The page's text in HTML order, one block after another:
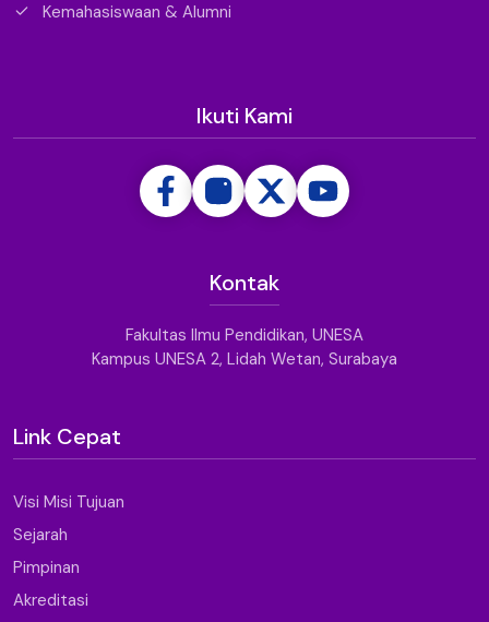
Kemahasiswaan & Alumni
Ikuti Kami
Kontak
Fakultas Ilmu Pendidikan, UNESA
Kampus UNESA 2, Lidah Wetan, Surabaya
Link Cepat
Visi Misi Tujuan
Sejarah
Pimpinan
Akreditasi